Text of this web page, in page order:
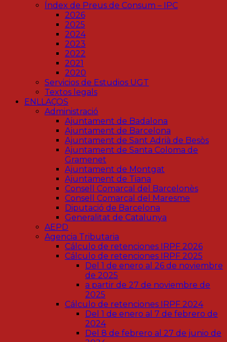
Índex de Preus de Consum – IPC
2026
2025
2024
2023
2022
2021
2020
Servicios de Estudios UGT
Textos legals
ENLLAÇOS
Administració
Ajuntament de Badalona
Ajuntament de Barcelona
Ajuntament de Sant Adrià de Besòs
Ajuntament de Santa Coloma de
Gramenet
Ajuntament de Montgat
Ajuntament de Tiana
Consell Comarcal del Barcelonès
Consell Comarcal del Maresme
Diputació de Barcelona
Generalitat de Catalunya
AEPD
Agencia Tributaria
Cálculo de retenciones IRPF 2026
Cálculo de retenciones IRPF 2025
Del 1 de enero al 26 de noviembre
de 2025
a partir de 27 de noviembre de
2025
Cálculo de retenciones IRPF 2024
Del 1 de enero al 7 de febrero de
2024
Del 8 de febrero al 27 de junio de